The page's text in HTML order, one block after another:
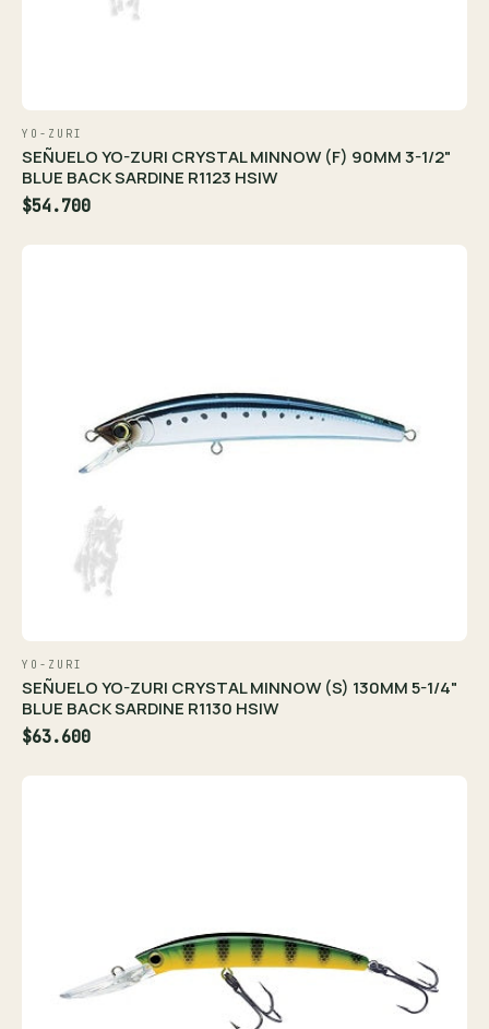
YO-ZURI
SEÑUELO YO-ZURI CRYSTAL MINNOW (F) 90MM 3-1/2"
BLUE BACK SARDINE R1123 HSIW
$54.700
YO-ZURI
SEÑUELO YO-ZURI CRYSTAL MINNOW (S) 130MM 5-1/4"
BLUE BACK SARDINE R1130 HSIW
$63.600